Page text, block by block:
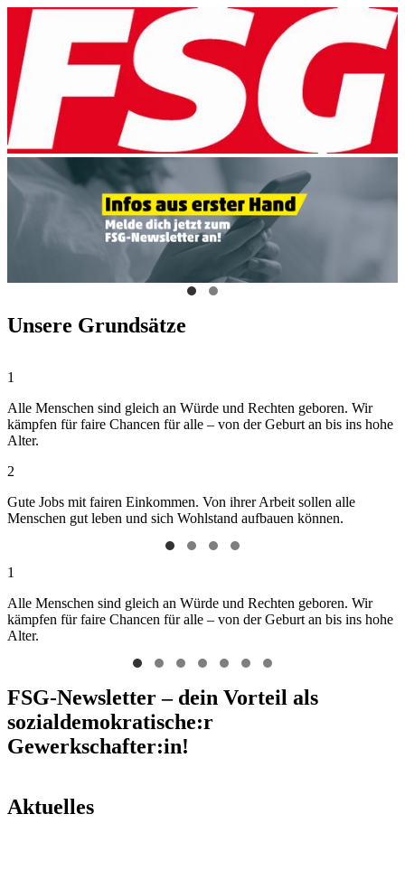
Unsere Grundsätze
1
Alle Menschen sind gleich an Würde und Rechten geboren. Wir
kämpfen für faire Chancen für alle – von der Geburt an bis ins hohe
Alter.
2
Gute Jobs mit fairen Einkommen. Von ihrer Arbeit sollen alle
Menschen gut leben und sich Wohlstand aufbauen können.
1
Alle Menschen sind gleich an Würde und Rechten geboren. Wir
kämpfen für faire Chancen für alle – von der Geburt an bis ins hohe
Alter.
FSG-Newsletter – dein Vorteil als
sozialdemokratische:r
Gewerkschafter:in!
Aktuelles